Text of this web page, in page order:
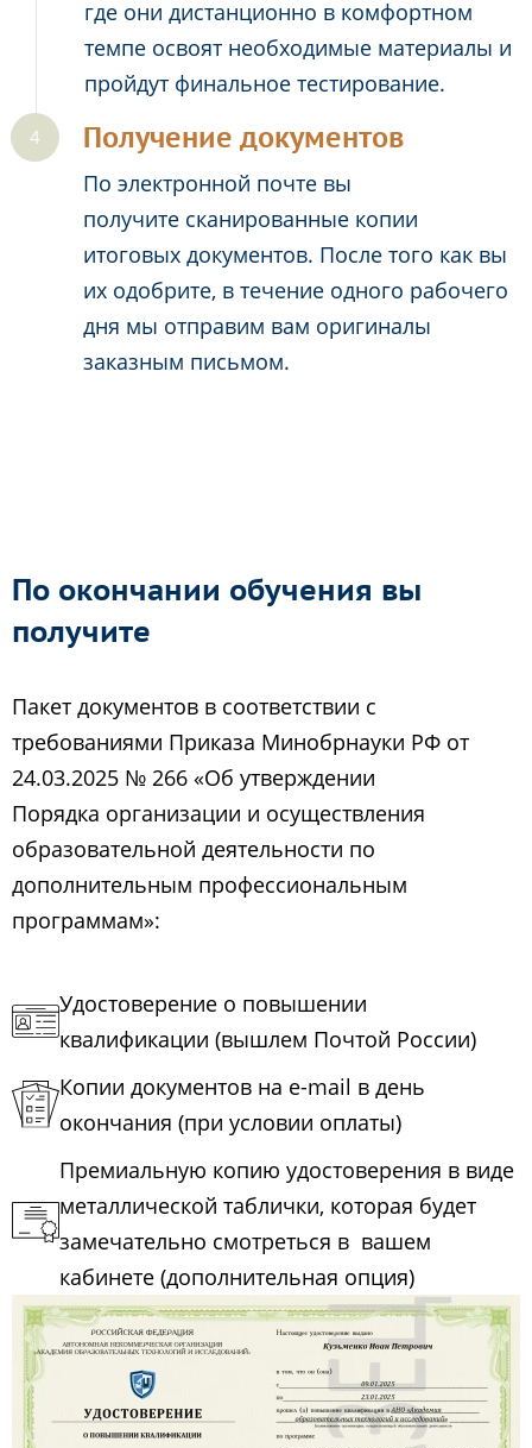
где они дистанционно в комфортном
темпе освоят необходимые материалы и
пройдут финальное тестирование.
Получение документов
По электронной почте вы
получите сканированные копии
итоговых документов. После того как вы
их одобрите, в течение одного рабочего
дня мы отправим вам оригиналы
заказным письмом.
По окончании обучения вы
получите
Пакет документов в соответствии с
требованиями Приказа Минобрнауки РФ от
24.03.2025 № 266 «Об утверждении
Порядка организации и осуществления
образовательной деятельности по
дополнительным профессиональным
программам»:
Удостоверение о повышении
квалификации (вышлем Почтой России)
Копии документов на e-mail в день
окончания (при условии оплаты)
Премиальную копию удостоверения в виде
металлической таблички, которая будет
замечательно смотреться в вашем
кабинете (дополнительная опция)